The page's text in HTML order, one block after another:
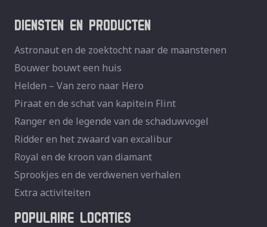
DIENSTEN EN PRODUCTEN
Astronaut en de zoektocht naar de maanstenen
Bouwer bouwt een huis
Helden – Van zero naar Hero
Piraat en de schat van kapitein Flint
Ranger en de legende van de schaduwvogel
Ridder en het zwaard van excalibur
Royal en de kroon van diamant
Sprookjes en de verdwenen verhalen
Extra activiteiten
POPULAIRE LOCATIES